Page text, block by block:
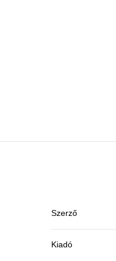
Szerző
Kiadó